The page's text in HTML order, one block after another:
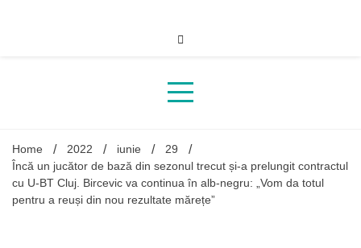
Home 2022 iunie
29
Încă un jucător de bază din sezonul trecut și-a prelungit contractul
cu U-BT Cluj. Bircevic va continua în alb-negru: „Vom da totul
pentru a reuși din nou rezultate mărețe”